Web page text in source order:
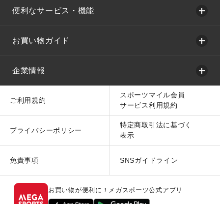
便利なサービス・機能
お買い物ガイド
企業情報
ご利用規約
スポーツマイル会員
サービス利用規約
プライバシーポリシー
特定商取引法に基づく
表示
免責事項 SNSガイドライン
お買い物が便利に！メガスポーツ公式アプリ